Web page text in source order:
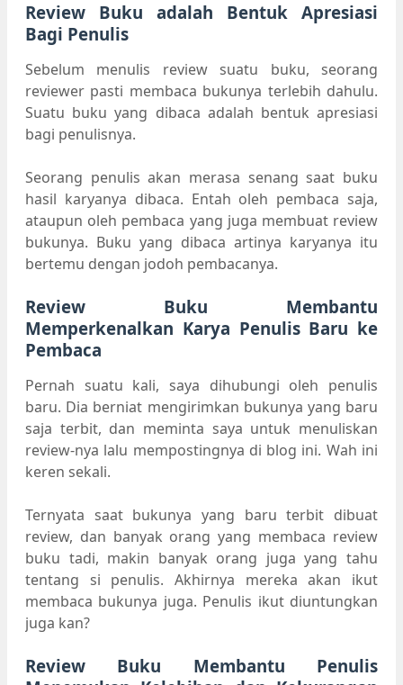
Review Buku adalah Bentuk Apresiasi
Bagi Penulis
Sebelum menulis review suatu buku, seorang
reviewer pasti membaca bukunya terlebih dahulu.
Suatu buku yang dibaca adalah bentuk apresiasi
bagi penulisnya.
Seorang penulis akan merasa senang saat buku
hasil karyanya dibaca. Entah oleh pembaca saja,
ataupun oleh pembaca yang juga membuat review
bukunya. Buku yang dibaca artinya karyanya itu
bertemu dengan jodoh pembacanya.
Review Buku Membantu
Memperkenalkan Karya Penulis Baru ke
Pembaca
Pernah suatu kali, saya dihubungi oleh penulis
baru. Dia berniat mengirimkan bukunya yang baru
saja terbit, dan meminta saya untuk menuliskan
review-nya lalu mempostingnya di blog ini. Wah ini
keren sekali.
Ternyata saat bukunya yang baru terbit dibuat
review, dan banyak orang yang membaca review
buku tadi, makin banyak orang juga yang tahu
tentang si penulis. Akhirnya mereka akan ikut
membaca bukunya juga. Penulis ikut diuntungkan
juga kan?
Review Buku Membantu Penulis